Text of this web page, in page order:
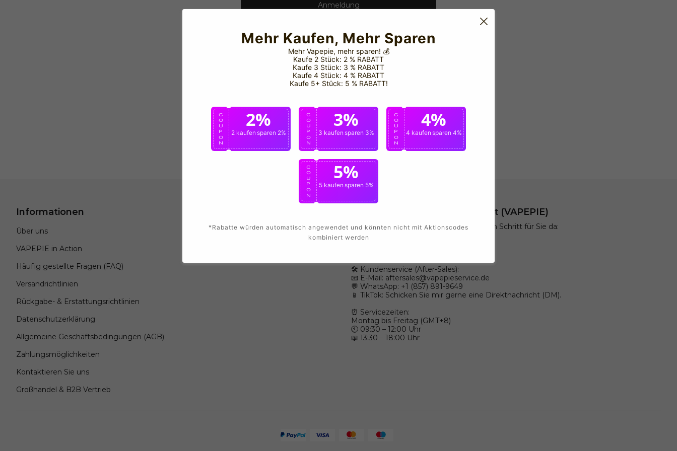
Anmeldung
Informationen
Über uns
VAPEPIE in Action
Häufig gestellte Fragen (FAQ)
Versandrichtlinien
Rückgabe- & Erstattungsrichtlinien
Datenschutzerklärung
Allgemeine Geschäftsbedingungen (AGB)
Zahlungsmöglichkeiten
Kontaktieren Sie uns
Großhandel & B2B Vertrieb
📞 Offizieller Kontakt & Support (VAPEPIE)
Falls Sie Fragen haben, sind wir bei jedem Schritt für Sie da:
🛠️ Kundenservice (After-Sales):
📧 E-Mail: aftersales@vapepieservice.de
💬 WhatsApp: +1 (857) 891-9649
📱 TikTok: Schicken Sie mir gerne eine Direktnachricht (DM).
⏰ Servicezeiten:
Montag bis Freitag (GMT+8)
🕙 09:30 – 12:00 Uhr
📖 13:30 – 18:00 Uhr
Mehr Kaufen, Mehr Sparen
Mehr Vapepie, mehr sparen! 💰
Kaufe 2 Stück: 2 % RABATT
Kaufe 3 Stück: 3 % RABATT
Kaufe 4 Stück: 4 % RABATT
Kaufe 5+ Stück: 5 % RABATT!
C
O
U
P
O
N
2%
2 kaufen sparen 2%
C
O
U
P
O
N
3%
3 kaufen sparen 3%
C
O
U
P
O
N
4%
4 kaufen sparen 4%
C
O
U
P
O
N
5%
5 kaufen sparen 5%
*Rabatte würden automatisch angewendet und könnten nicht mit Aktionscodes
kombiniert werden